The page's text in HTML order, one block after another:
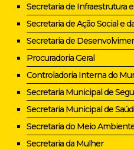
Secretaria de Infraestrutura
Secretaria de Ação Social e
Secretaria de
Procuradoria Geral
Controladoria Interna do
Secretaria Municipal de
Secretaria Municipal de
Secretaria do Meio
Secretaria da Mulher